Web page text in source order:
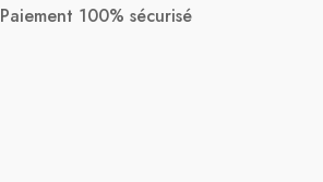
Paiement 100% sécurisé